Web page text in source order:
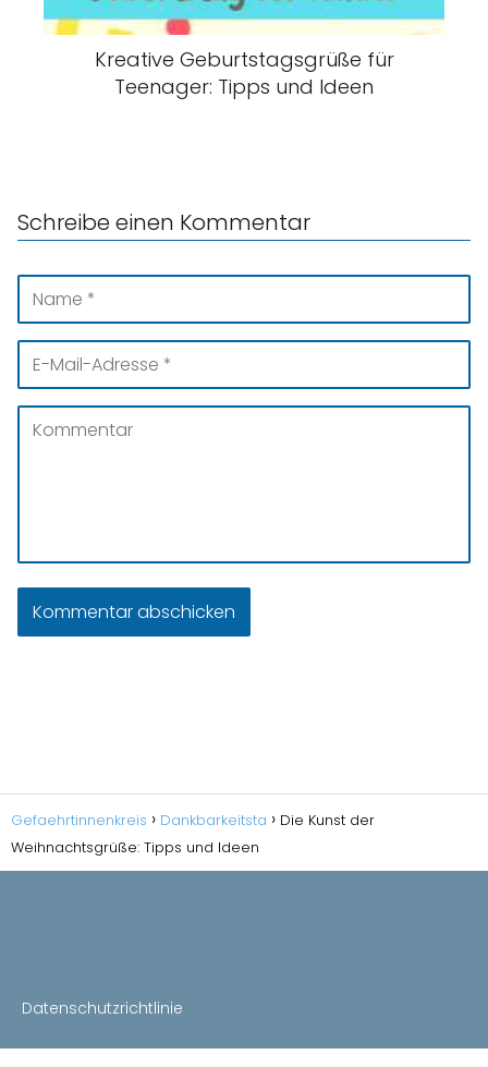
Kreative Geburtstagsgrüße für
Teenager: Tipps und Ideen
Schreibe einen Kommentar
Gefaehrtinnenkreis Dankbarkeitsta
Die Kunst der
Weihnachtsgrüße: Tipps und Ideen
Datenschutzrichtlinie